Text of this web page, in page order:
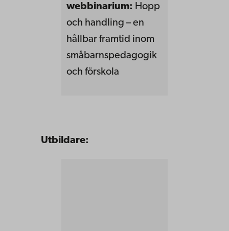
webbinarium: Hopp
och handling – en
hållbar framtid inom
småbarnspedagogik
och förskola
Utbildare: